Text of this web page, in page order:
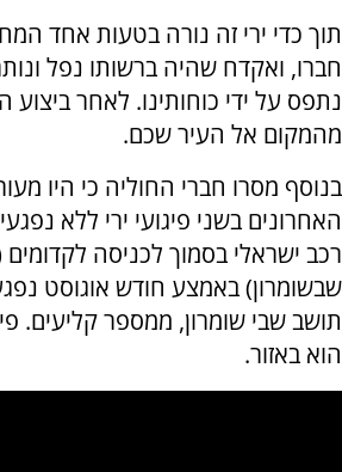
תוך כדי ירי זה נורה בטעות אחד
חברו, ואקדח שהיה ברשותו נפל
נתפס על ידי כוחותינו. לאחר ביצוע
מהמקום אל העיר שכם.
בנוסף מסרו חברי החוליה כי היו
האחרונים בשני פיגועי ירי ללא
רכב ישראלי בסמוך לכניסה לקדומים
שבשומרון) באמצע חודש אוגוסט
תושב שבי שומרון, ממספר קליעים.
הוא באזור.